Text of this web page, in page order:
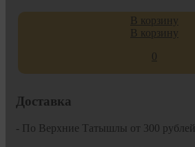
В корзину
В корзину
0
Доставка
- По Верхние Татышлы от 300 рублей